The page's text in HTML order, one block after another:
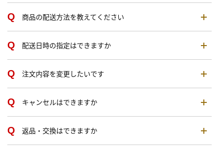
商品の配送方法を教えてください
配送日時の指定はできますか
注文内容を変更したいです
キャンセルはできますか
返品・交換はできますか